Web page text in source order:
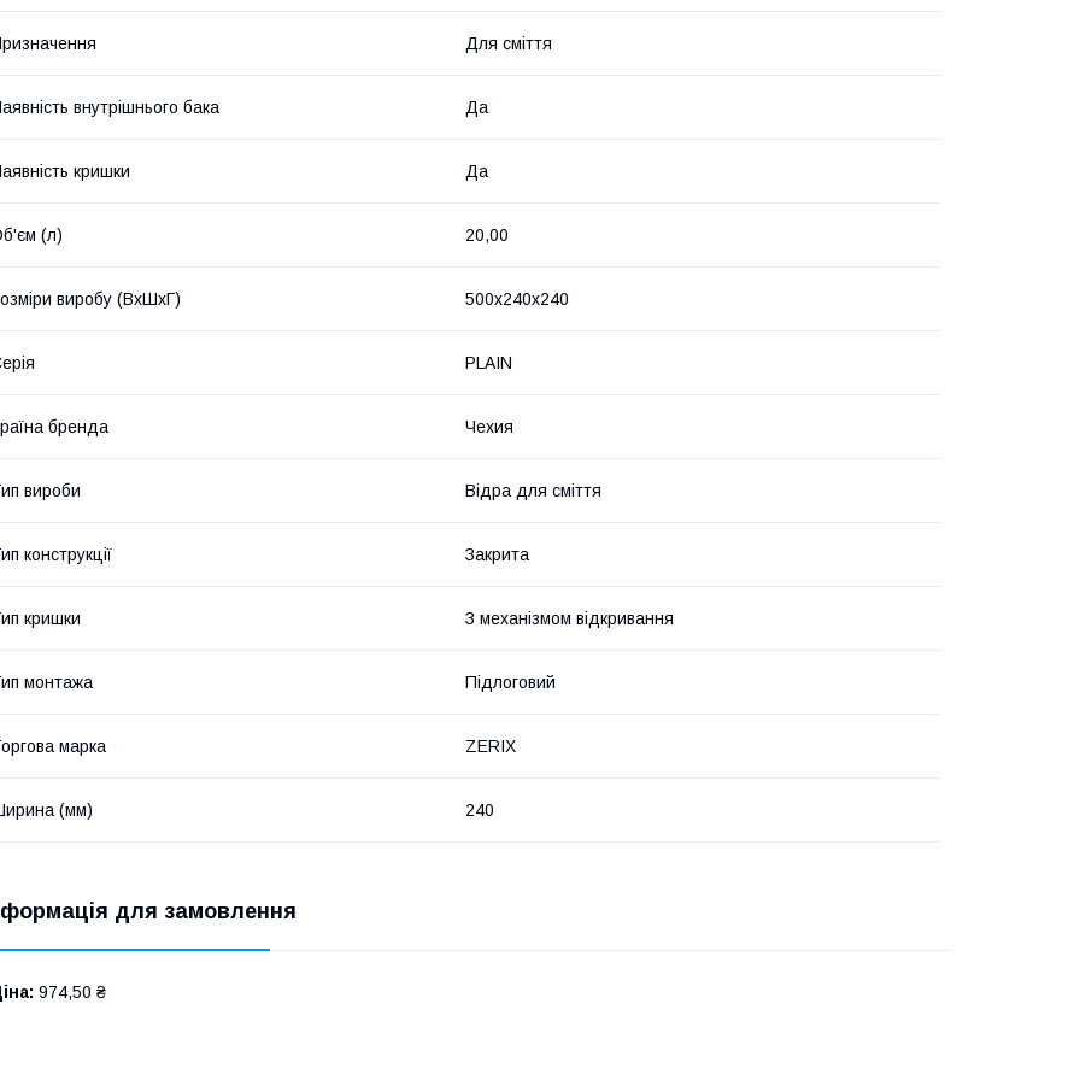
Для сміття
внутрішнього бака Да
кришки Да
(л) 20,00
виробу (ВхШхГ) 500x240x240
PLAIN
бренда Чехия
вироби Відра для сміття
конструкції Закрита
кришки З механізмом відкривання
монтажа Підлоговий
марка ZERIX
(мм) 240
для замовлення
974,50 ₴